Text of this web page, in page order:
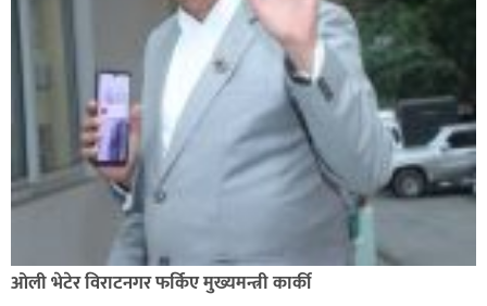
ओली भेटेर विराटनगर फर्किए मुख्यमन्त्री कार्की